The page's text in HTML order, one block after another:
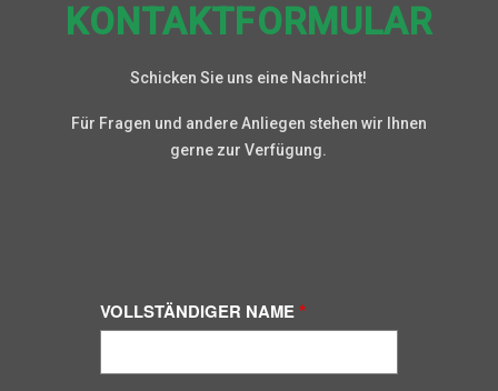
KONTAKTFORMULAR
Schicken Sie uns eine Nachricht!
Für Fragen und andere Anliegen stehen wir Ihnen
gerne zur Verfügung.
VOLLSTÄNDIGER NAME